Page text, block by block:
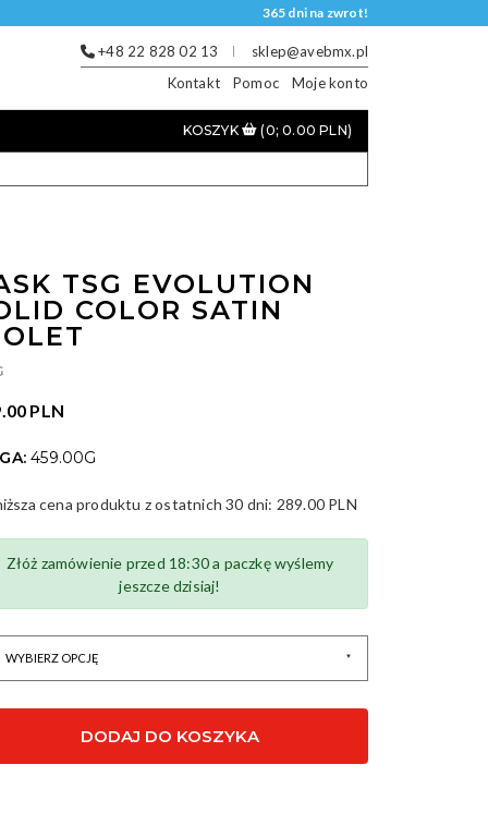
365 dni na zwrot!
+48 22 828 02 13
sklep@avebmx.pl
Kontakt
Pomoc Moje konto
KOSZYK (0; 0.00 PLN)
TSG EVOLUTION
COLOR SATIN
PLN
459.00G
cena produktu z ostatnich 30 dni: 289.00 PLN
Złóż zamówienie przed 18:30 a paczkę wyślemy
jeszcze dzisiaj!
DODAJ DO KOSZYKA